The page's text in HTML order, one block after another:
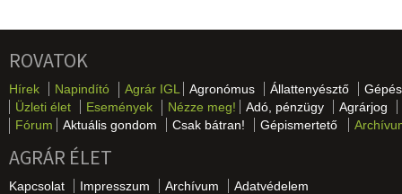
ROVATOK
Hírek Napindító Agrár IGL Agronómus Állattenyésztő
Üzleti élet
Események Nézze meg! Adó, pénzügy
Agrárjog
Fórum
Aktuális gondom Csak bátran! Gépismertető
AGRÁR ÉLET
Kapcsolat Impresszum Archívum Adatvédelem